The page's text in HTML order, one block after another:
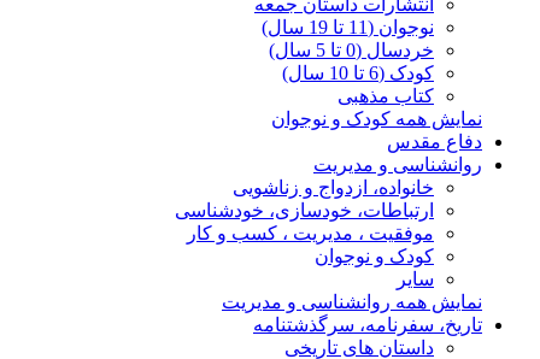
انتشارات داستان جمعه
نوجوان (11 تا 19 سال)
خردسال (0 تا 5 سال)
کودک (6 تا 10 سال)
کتاب مذهبی
نمایش همه کودک و نوجوان
دفاع مقدس
روانشناسی و مدیریت
خانواده، ازدواج و زناشویی
ارتباطات، خودسازی، خودشناسی
موفقیت ، مدیریت ، کسب و کار
کودک و نوجوان
سایر
نمایش همه روانشناسی و مدیریت
تاریخ، سفرنامه، سرگذشتنامه
داستان های تاریخی